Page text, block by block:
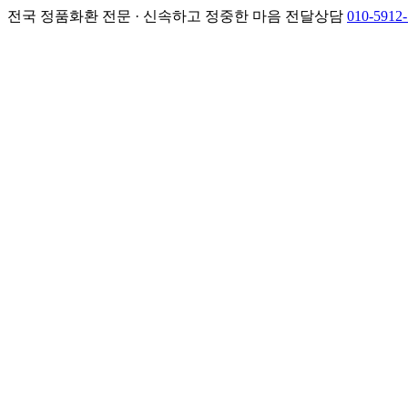
전국 정품화환 전문 · 신속하고 정중한 마음 전달상담 010-